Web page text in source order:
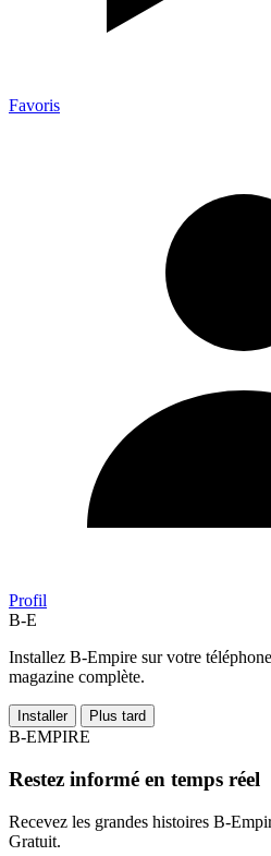
Favoris
Profil
B-E
Installez B-Empire sur votre
magazine complète.
Installer Plus tard
B-EMPIRE
Restez informé en temps réel
Recevez les grandes histoires B-
Gratuit.